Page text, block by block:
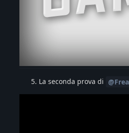
La seconda prova di